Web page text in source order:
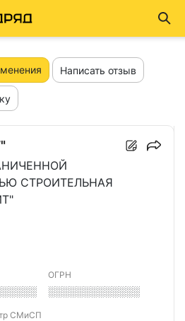
Написать отзыв
СТРОИТЕЛЬНАЯ
ОГРН
░░░░░░░░░░░░░
СМиСП